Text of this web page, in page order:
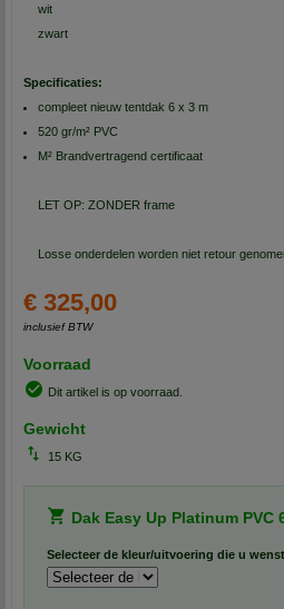
wit
zwart
Specificaties:
compleet nieuw tentdak 6 x 3 m
520 gr/m² PVC
M² Brandvertragend certificaat
LET OP: ZONDER frame
Losse onderdelen worden niet retour
€ 325,00
inclusief BTW
Voorraad
Dit artikel is op voorraad.
Gewicht
15 KG
Dak Easy Up Platinum PVC
Selecteer de kleur/uitvoering die u